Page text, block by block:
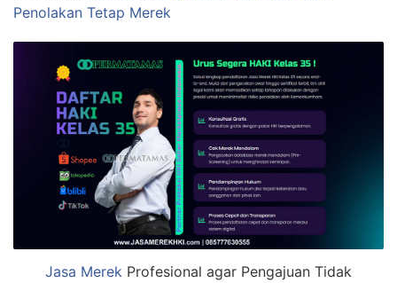
Penolakan Tetap Merek
Jasa Merek Profesional agar Pengajuan Tidak